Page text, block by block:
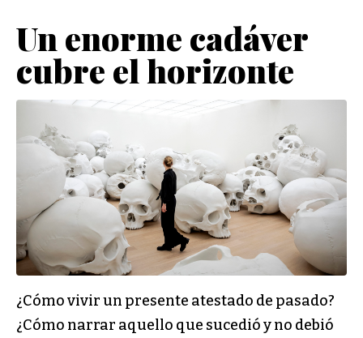
Un enorme cadáver
cubre el horizonte
¿Cómo vivir un presente atestado de pasado?
¿Cómo narrar aquello que sucedió y no debió